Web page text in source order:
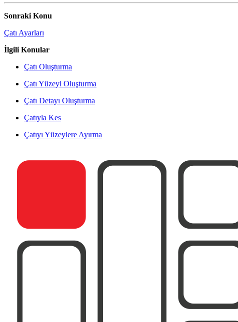
Sonraki Konu
Çatı Ayarları
İlgili Konular
Çatı Oluşturma
Çatı Yüzeyi Oluşturma
Çatı Detayı Oluşturma
Çatıyla Kes
Çatıyı Yüzeylere Ayırma